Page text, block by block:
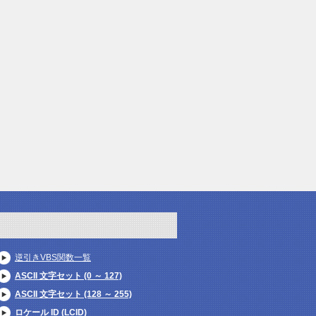
逆引きVBS関数一覧
ASCII 文字セット (0 ～ 127)
ASCII 文字セット (128 ～ 255)
ロケール ID (LCID)